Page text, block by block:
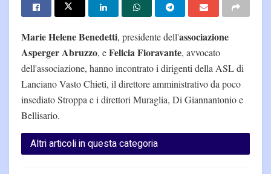
Marie Helene Benedetti, presidente dell'associazione
Asperger Abruzzo, eFelicia Fioravante, avvocato
dell'associazione, hanno incontrato i dirigenti della ASL di
Lanciano Vasto Chieti, il direttore amministrativo da poco
insediato Stroppa e i direttori Muraglia, Di Giannantonio e
Bellisario.
Altri articoli in questa categoria